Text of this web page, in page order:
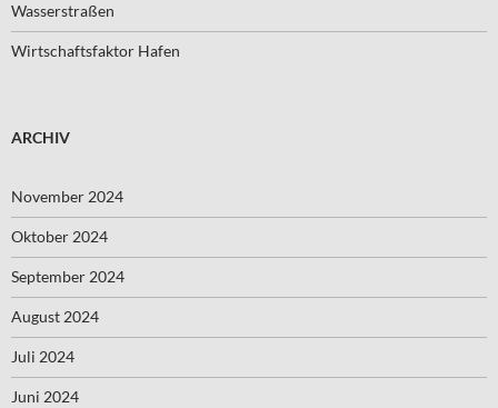
Wasserstraßen
Wirtschaftsfaktor Hafen
ARCHIV
November 2024
Oktober 2024
September 2024
August 2024
Juli 2024
Juni 2024